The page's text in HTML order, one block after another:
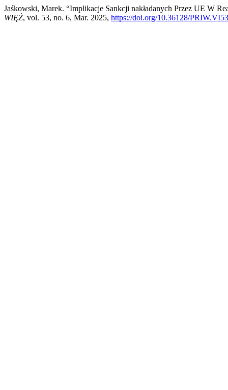
Jaśkowski, Marek. “Implikacje Sankcji nakładanych Przez UE W
WIĘŹ, vol. 53, no. 6, Mar. 2025, https://doi.org/10.36128/